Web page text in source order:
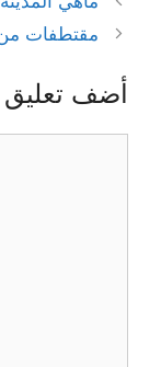
مقتطفات من
أضف تعليق